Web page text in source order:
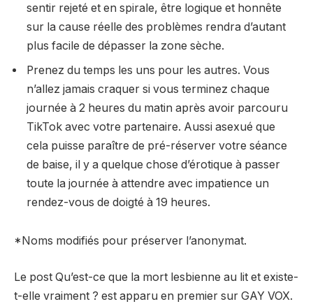
sentir rejeté et en spirale, être logique et honnête
sur la cause réelle des problèmes rendra d’autant
plus facile de dépasser la zone sèche.
Prenez du temps les uns pour les autres. Vous
n’allez jamais craquer si vous terminez chaque
journée à 2 heures du matin après avoir parcouru
TikTok avec votre partenaire. Aussi asexué que
cela puisse paraître de pré-réserver votre séance
de baise, il y a quelque chose d’érotique à passer
toute la journée à attendre avec impatience un
rendez-vous de doigté à 19 heures.
*Noms modifiés pour préserver l’anonymat.
Le post Qu’est-ce que la mort lesbienne au lit et existe-
t-elle vraiment ? est apparu en premier sur GAY VOX.